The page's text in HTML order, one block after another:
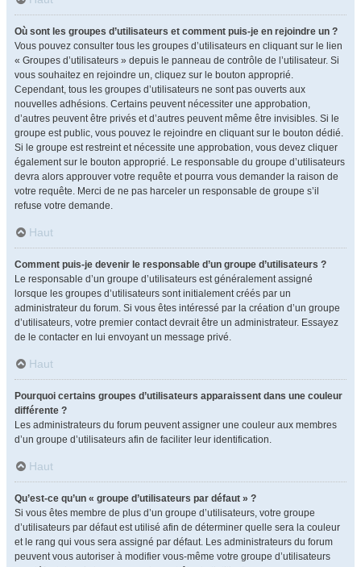
Où sont les groupes d’utilisateurs et comment puis-je en rejoindre un ?
Vous pouvez consulter tous les groupes d’utilisateurs en cliquant sur le lien
« Groupes d’utilisateurs » depuis le panneau de contrôle de l’utilisateur. Si
vous souhaitez en rejoindre un, cliquez sur le bouton approprié.
Cependant, tous les groupes d’utilisateurs ne sont pas ouverts aux
nouvelles adhésions. Certains peuvent nécessiter une approbation,
d’autres peuvent être privés et d’autres peuvent même être invisibles. Si le
groupe est public, vous pouvez le rejoindre en cliquant sur le bouton dédié.
Si le groupe est restreint et nécessite une approbation, vous devez cliquer
également sur le bouton approprié. Le responsable du groupe d’utilisateurs
devra alors approuver votre requête et pourra vous demander la raison de
votre requête. Merci de ne pas harceler un responsable de groupe s’il
refuse votre demande.
Haut
Comment puis-je devenir le responsable d’un groupe d’utilisateurs ?
Le responsable d’un groupe d’utilisateurs est généralement assigné
lorsque les groupes d’utilisateurs sont initialement créés par un
administrateur du forum. Si vous êtes intéressé par la création d’un groupe
d’utilisateurs, votre premier contact devrait être un administrateur. Essayez
de le contacter en lui envoyant un message privé.
Haut
Pourquoi certains groupes d’utilisateurs apparaissent dans une couleur
différente ?
Les administrateurs du forum peuvent assigner une couleur aux membres
d’un groupe d’utilisateurs afin de faciliter leur identification.
Haut
Qu’est-ce qu’un « groupe d’utilisateurs par défaut » ?
Si vous êtes membre de plus d’un groupe d’utilisateurs, votre groupe
d’utilisateurs par défaut est utilisé afin de déterminer quelle sera la couleur
et le rang qui vous sera assigné par défaut. Les administrateurs du forum
peuvent vous autoriser à modifier vous-même votre groupe d’utilisateurs